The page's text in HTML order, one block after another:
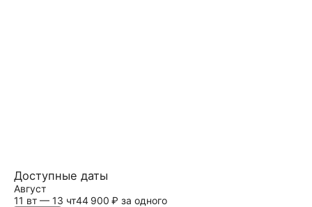
Доступные даты
Август
11 вт — 13 чт44 900 ₽ за одного